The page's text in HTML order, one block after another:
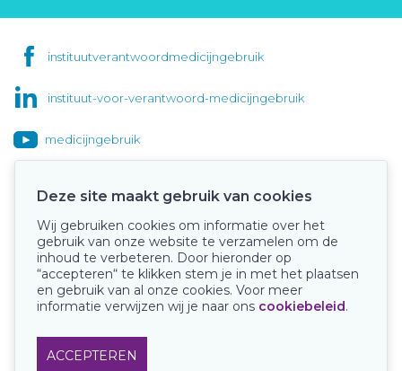
instituutverantwoordmedicijngebruik
instituut-voor-verantwoord-medicijngebruik
medicijngebruik
Onze keurmerken
Deze site maakt gebruik van cookies
Wij gebruiken cookies om informatie over het
gebruik van onze website te verzamelen om de
inhoud te verbeteren. Door hieronder op
“accepteren“ te klikken stem je in met het plaatsen
en gebruik van al onze cookies. Voor meer
informatie verwijzen wij je naar ons cookiebeleid.
ACCEPTEREN